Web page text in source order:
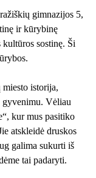
gimnazijos 5,
ir kūrybinę
sostinę. Ši
istorija,
gyvenimu. Vėliau
kur mus pasitiko
atskleidė druskos
galima sukurti iš
tai padaryti.